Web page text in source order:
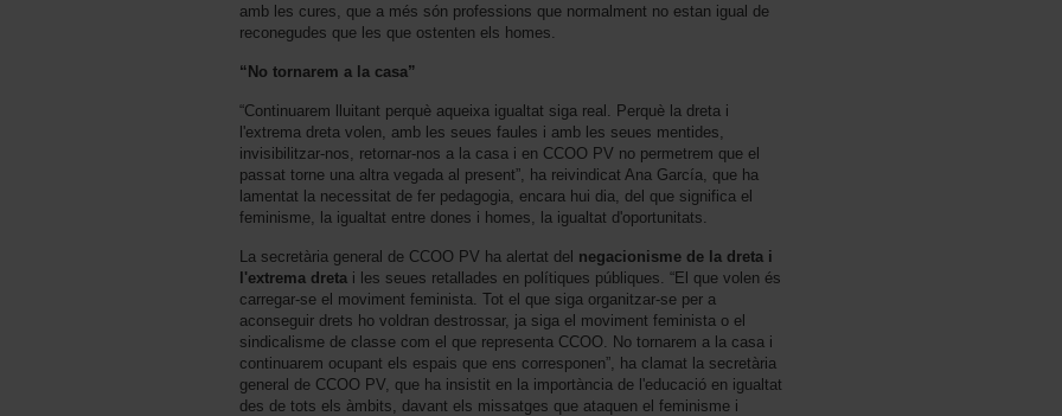
amb les cures, que a més són professions que normalment no estan igual de
reconegudes que les que ostenten els homes.
“No tornarem a la casa”
“Continuarem lluitant perquè aqueixa igualtat siga real. Perquè la dreta i
l'extrema dreta volen, amb les seues faules i amb les seues mentides,
invisibilitzar-nos, retornar-nos a la casa i en CCOO PV no permetrem que el
passat torne una altra vegada al present”, ha reivindicat Ana García, que ha
lamentat la necessitat de fer pedagogia, encara hui dia, del que significa el
feminisme, la igualtat entre dones i homes, la igualtat d'oportunitats.
La secretària general de CCOO PV ha alertat del negacionisme de la dreta i
l'extrema dreta i les seues retallades en polítiques públiques. “El que volen és
carregar-se el moviment feminista. Tot el que siga organitzar-se per a
aconseguir drets ho voldran destrossar, ja siga el moviment feminista o el
sindicalisme de classe com el que representa CCOO. No tornarem a la casa i
continuarem ocupant els espais que ens corresponen”, ha clamat la secretària
general de CCOO PV, que ha insistit en la importància de l'educació en igualtat
des de tots els àmbits, davant els missatges que ataquen el feminisme i